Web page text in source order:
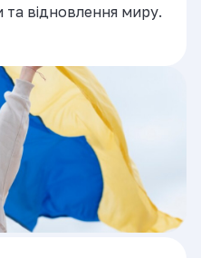
та відновлення миру.